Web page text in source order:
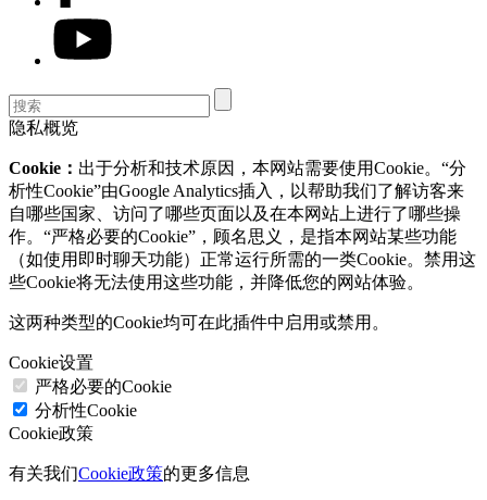
隐私概览
Cookie： 出于分析和技术原因，本网站需要使用Cookie。“分
析性Cookie”由Google Analytics插入，以帮助我们了解访客来
自哪些国家、访问了哪些页面以及在本网站上进行了哪些操
作。“严格必要的Cookie”，顾名思义，是指本网站某些功能
（如使用即时聊天功能）正常运行所需的一类Cookie。禁用这
些Cookie将无法使用这些功能，并降低您的网站体验。
这两种类型的Cookie均可在此插件中启用或禁用。
Cookie设置
严格必要的Cookie
分析性Cookie
Cookie政策
有关我们Cookie政策的更多信息